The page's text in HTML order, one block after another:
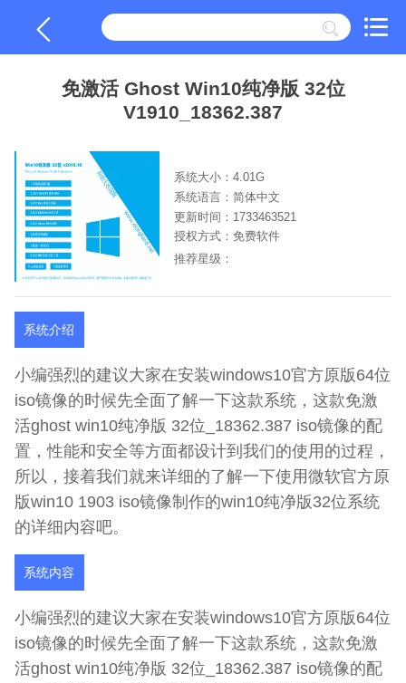
免激活 Ghost Win10纯净版 32位
V1910_18362.387
系统大小：4.01G
系统语言：简体中文
更新时间：1733463521
授权方式：免费软件
推荐星级：
系统介绍
小编强烈的建议大家在安装windows10官方原版64位
iso镜像的时候先全面了解一下这款系统，这款免激
活ghost win10纯净版 32位_18362.387 iso镜像的配
置，性能和安全等方面都设计到我们的使用的过程，
所以，接着我们就来详细的了解一下使用微软官方原
版win10 1903 iso镜像制作的win10纯净版32位系统
的详细内容吧。
系统内容
小编强烈的建议大家在安装windows10官方原版64位
iso镜像的时候先全面了解一下这款系统，这款免激
活ghost win10纯净版 32位_18362.387 iso镜像的配